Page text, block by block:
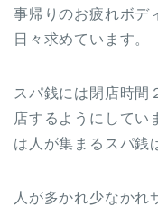
事帰りのお疲れボデ
日々求めています。
スパ銭には閉店時間
店するようにしてい
は人が集まるスパ銭
人が多かれ少なかれ